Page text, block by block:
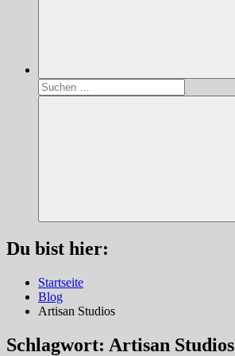
Suchen
nach:
Suchen
Du bist hier:
Startseite
Blog
Artisan Studios
Schlagwort: Artisan Studios